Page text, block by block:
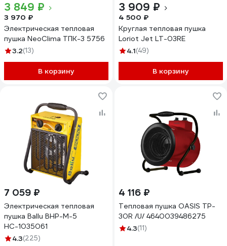
3 849 ₽
3 970 ₽
Электрическая тепловая
пушка NeoClima ТПК-3 5756
3.2(13)
В корзину
3 909 ₽
4 500 ₽
Круглая тепловая пушка
Loriot Jet LT-03RE
4.1(49)
В корзину
7 059 ₽
Электрическая тепловая
пушка Ballu BHP-M-5
НС-1035061
4.3(225)
4 116 ₽
Тепловая пушка OASIS TP-
30R /U/ 4640039486275
4.3(11)